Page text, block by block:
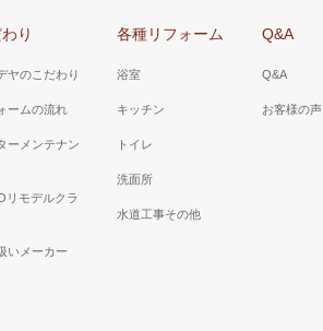
り
ヤのこだわり
ームの流れ
ーメンテナン
リモデルクラ
いメーカー
各種リフォーム
浴室
キッチン
トイレ
洗面所
水道工事その他
Q&A
Q&A
お客様の声